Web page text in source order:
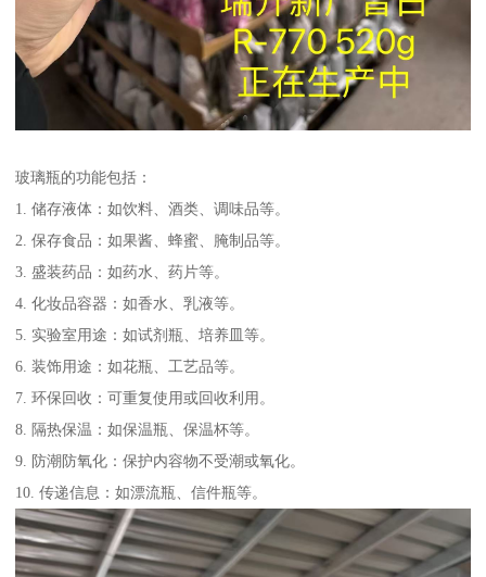
玻璃瓶的功能包括：
1. 储存液体：如饮料、酒类、调味品等。
2. 保存食品：如果酱、蜂蜜、腌制品等。
3. 盛装药品：如药水、药片等。
4. 化妆品容器：如香水、乳液等。
5. 实验室用途：如试剂瓶、培养皿等。
6. 装饰用途：如花瓶、工艺品等。
7. 环保回收：可重复使用或回收利用。
8. 隔热保温：如保温瓶、保温杯等。
9. 防潮防氧化：保护内容物不受潮或氧化。
10. 传递信息：如漂流瓶、信件瓶等。